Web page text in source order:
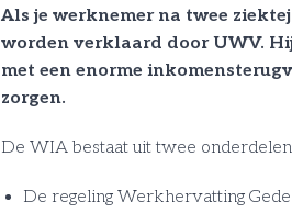
Als je werknemer na twee
worden verklaard door UWV.
met een enorme
zorgen.
De WIA bestaat uit twee
De regeling Werkhervatting